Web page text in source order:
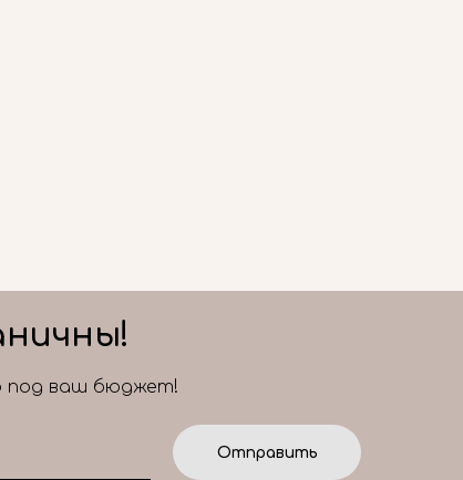
Отправить
под ваш бюджет!